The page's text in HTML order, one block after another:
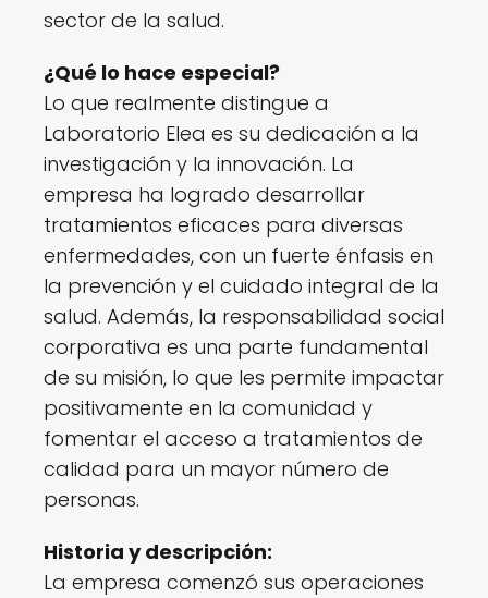
sector de la salud.
¿Qué lo hace especial?
Lo que realmente distingue a
Laboratorio Elea es su dedicación a la
investigación y la innovación. La
empresa ha logrado desarrollar
tratamientos eficaces para diversas
enfermedades, con un fuerte énfasis en
la prevención y el cuidado integral de la
salud. Además, la responsabilidad social
corporativa es una parte fundamental
de su misión, lo que les permite impactar
positivamente en la comunidad y
fomentar el acceso a tratamientos de
calidad para un mayor número de
personas.
Historia y descripción:
La empresa comenzó sus operaciones